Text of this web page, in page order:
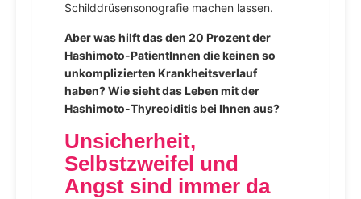
Schilddrüsensonografie machen lassen.
Aber was hilft das den 20 Prozent der
Hashimoto-PatientInnen die keinen so
unkomplizierten Krankheitsverlauf
haben? Wie sieht das Leben mit der
Hashimoto-Thyreoiditis bei Ihnen aus?
Unsicherheit,
Selbstzweifel und
Angst sind immer da